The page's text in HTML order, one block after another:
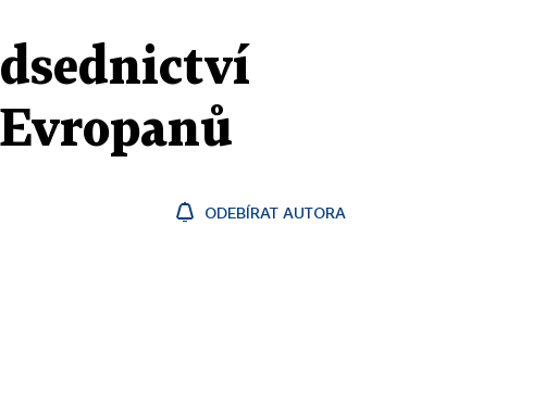
ODEBÍRAT AUTORA